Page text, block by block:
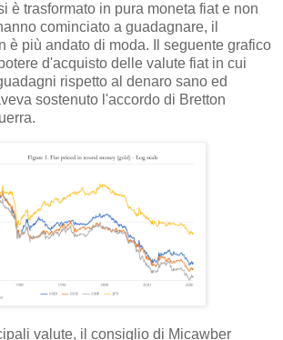
è trasformato in pura moneta fiat e non
cominciato a guadagnare, il
è più andato di moda. Il seguente grafico
d'acquisto delle valute fiat in cui
rispetto al denaro sano ed
sostenuto l'accordo di Bretton
valute, il consiglio di Micawber